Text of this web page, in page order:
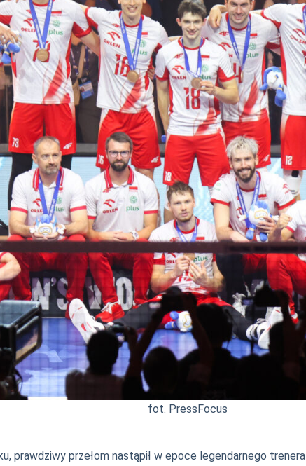
fot. PressFocus
prawdziwy przełom nastąpił w epoce legendarnego trenera